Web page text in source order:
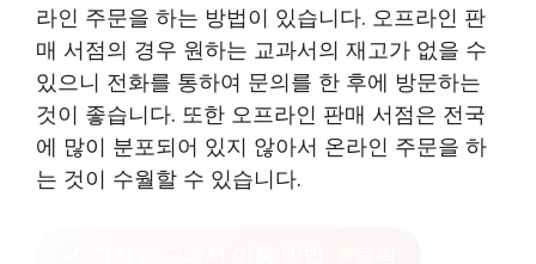
라인 주문을 하는 방법이 있습니다. 오프라인 판
매 서점의 경우 원하는 교과서의 재고가 없을 수
있으니 전화를 통하여 문의를 한 후에 방문하는
것이 좋습니다. 또한 오프라인 판매 서점은 전국
에 많이 분포되어 있지 않아서 온라인 주문을 하
는 것이 수월할 수 있습니다.